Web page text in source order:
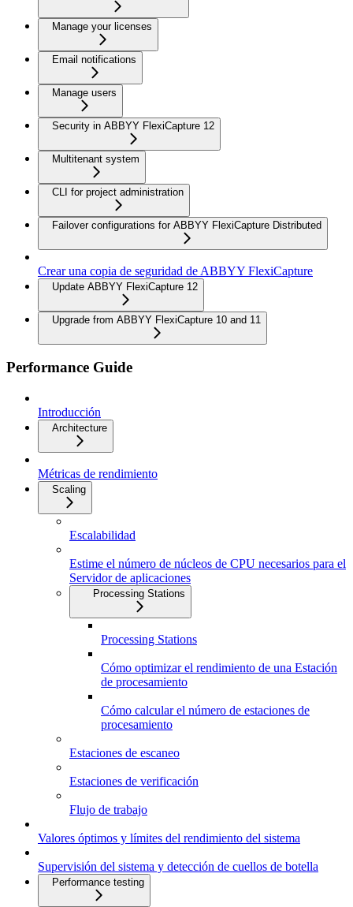
Manage your licenses
Email notifications
Manage users
Security in ABBYY FlexiCapture 12
Multitenant system
CLI for project administration
Failover configurations for ABBYY FlexiCapture Distributed
Crear una copia de seguridad de ABBYY FlexiCapture
Update ABBYY FlexiCapture 12
Upgrade from ABBYY FlexiCapture 10 and 11
Performance Guide
Introducción
Architecture
Métricas de rendimiento
Scaling
Escalabilidad
Estime el número de núcleos de CPU necesarios para el
Servidor de aplicaciones
Processing Stations
Processing Stations
Cómo optimizar el rendimiento de una Estación
de procesamiento
Cómo calcular el número de estaciones de
procesamiento
Estaciones de escaneo
Estaciones de verificación
Flujo de trabajo
Valores óptimos y límites del rendimiento del sistema
Supervisión del sistema y detección de cuellos de botella
Performance testing